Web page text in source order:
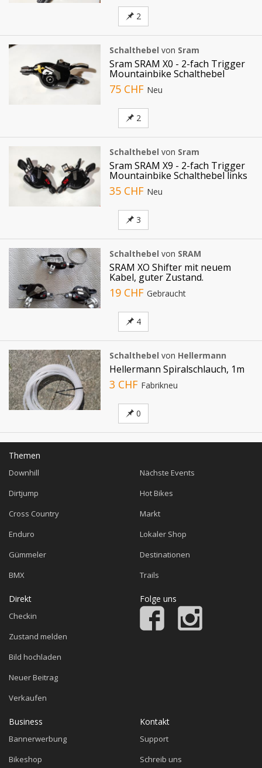
2
Schalthebel von Sram
Sram SRAM X0 - 2-fach Trigger
Mountainbike Schalthebel
75 CHF Neu
2
Schalthebel von Sram
Sram SRAM X9 - 2-fach Trigger
Mountainbike Schalthebel links
35 CHF Neu
3
Schalthebel von SRAM
SRAM XO Shifter mit neuem
Kabel, guter Zustand.
19 CHF Gebraucht
4
Schalthebel von Hellermann
Hellermann Spiralschlauch, 1m
3 CHF Fabrikneu
0
Themen
Downhill
Dirtjump
Cross Country
Enduro
Gümmeler
BMX
Nächste Events
Hot Bikes
Markt
Lokaler Shop
Destinationen
Trails
Direkt
Checkin
Zustand melden
Bild hochladen
Neuer Beitrag
Verkaufen
Folge uns
Business
Bannerwerbung
Bikeshop
Kontakt
Support
Schreib uns